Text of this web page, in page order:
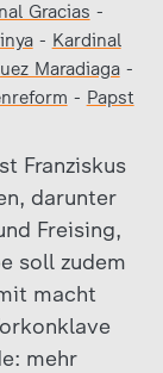
Gracias -
- Kardinal
Maradiaga-
- Papst
Franziskus
darunter
Freising,
soll zudem
macht
mehr